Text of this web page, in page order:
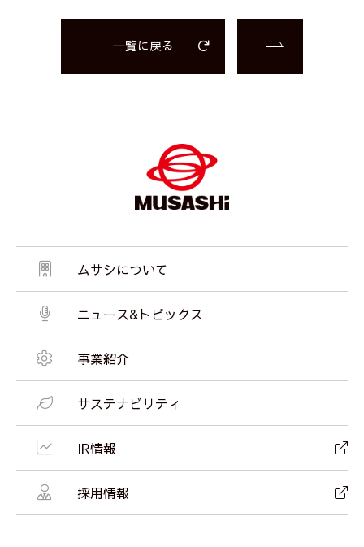
一覧に戻る
ムサシについて
ニュース&トピックス
事業紹介
サステナビリティ
IR情報
採用情報